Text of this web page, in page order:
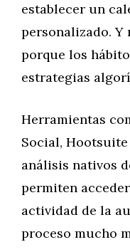
establecer un
personalizado.
porque los
estrategias
Herramientas
Social,
análisis nativos
permiten
actividad de la
proceso mucho